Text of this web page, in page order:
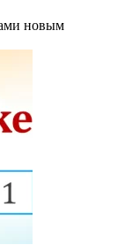
новым